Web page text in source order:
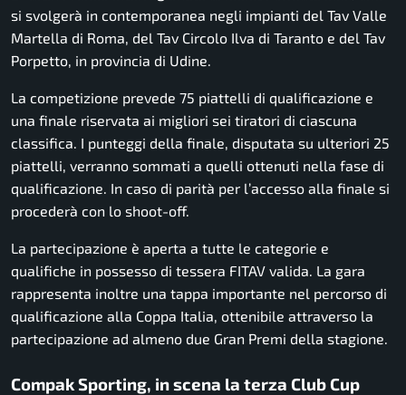
si svolgerà in contemporanea negli impianti del Tav Valle
Martella di Roma, del Tav Circolo Ilva di Taranto e del Tav
Porpetto, in provincia di Udine.
La competizione prevede 75 piattelli di qualificazione e
una finale riservata ai migliori sei tiratori di ciascuna
classifica. I punteggi della finale, disputata su ulteriori 25
piattelli, verranno sommati a quelli ottenuti nella fase di
qualificazione. In caso di parità per l’accesso alla finale si
procederà con lo shoot-off.
La partecipazione è aperta a tutte le categorie e
qualifiche in possesso di tessera FITAV valida. La gara
rappresenta inoltre una tappa importante nel percorso di
qualificazione alla Coppa Italia, ottenibile attraverso la
partecipazione ad almeno due Gran Premi della stagione.
Compak Sporting, in scena la terza Club Cup